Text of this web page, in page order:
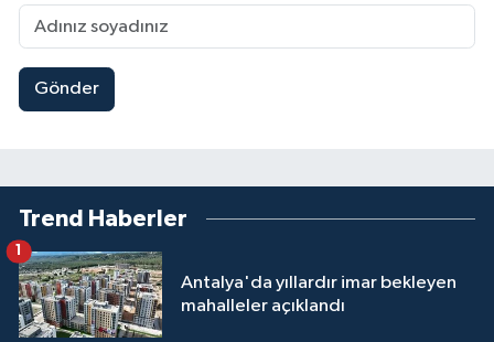
Gönder
Trend Haberler
Antalya'da yıllardır imar bekleyen
mahalleler açıklandı
1